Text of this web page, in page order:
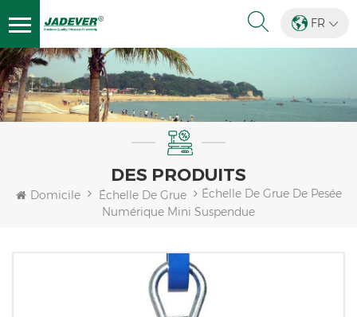
FR
DES PRODUITS
Domicile Échelle De Grue
Échelle De Grue De Pesée
Numérique Mini Suspendue